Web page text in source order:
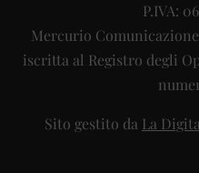
P.IVA:
Mercurio
iscritta al Registro degli
Sito gestito da La